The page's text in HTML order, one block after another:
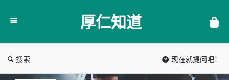
仁
厚仁知道
搜索 现在就提问吧！